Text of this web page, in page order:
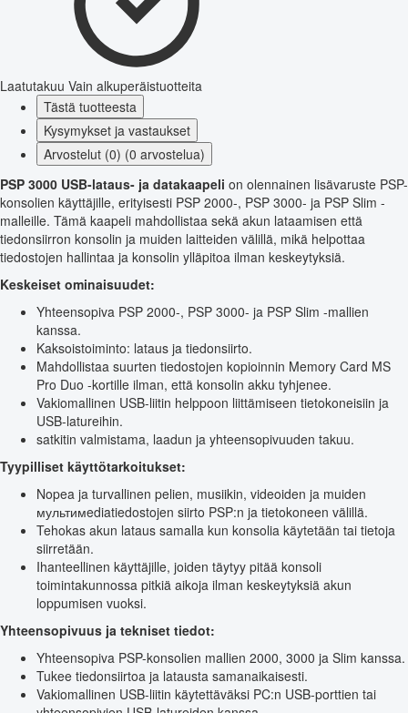
Laatutakuu Vain alkuperäistuotteita
Tästä tuotteesta
Kysymykset ja vastaukset
Arvostelut (0) (0 arvostelua)
PSP 3000 USB-lataus- ja datakaapeli on olennainen lisävaruste PSP-
konsolien käyttäjille, erityisesti PSP 2000-, PSP 3000- ja PSP Slim -
malleille. Tämä kaapeli mahdollistaa sekä akun lataamisen että
tiedonsiirron konsolin ja muiden laitteiden välillä, mikä helpottaa
tiedostojen hallintaa ja konsolin ylläpitoa ilman keskeytyksiä.
Keskeiset ominaisuudet:
Yhteensopiva PSP 2000-, PSP 3000- ja PSP Slim -mallien
kanssa.
Kaksoistoiminto: lataus ja tiedonsiirto.
Mahdollistaa suurten tiedostojen kopioinnin Memory Card MS
Pro Duo -kortille ilman, että konsolin akku tyhjenee.
Vakiomallinen USB-liitin helppoon liittämiseen tietokoneisiin ja
USB-latureihin.
satkitin valmistama, laadun ja yhteensopivuuden takuu.
Tyypilliset käyttötarkoitukset:
Nopea ja turvallinen pelien, musiikin, videoiden ja muiden
мультимediatiedostojen siirto PSP:n ja tietokoneen välillä.
Tehokas akun lataus samalla kun konsolia käytetään tai tietoja
siirretään.
Ihanteellinen käyttäjille, joiden täytyy pitää konsoli
toimintakunnossa pitkiä aikoja ilman keskeytyksiä akun
loppumisen vuoksi.
Yhteensopivuus ja tekniset tiedot:
Yhteensopiva PSP-konsolien mallien 2000, 3000 ja Slim kanssa.
Tukee tiedonsiirtoa ja latausta samanaikaisesti.
Vakiomallinen USB-liitin käytettäväksi PC:n USB-porttien tai